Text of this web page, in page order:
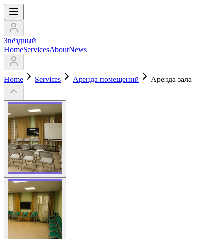
Звёздный
HomeServicesAboutNews
Home Services Аренда помещений Аренда зала